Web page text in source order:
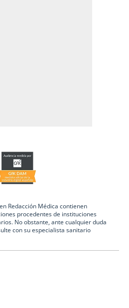
Redacción Médica contienen
procedentes de instituciones
No obstante, ante cualquier duda
con su especialista sanitario